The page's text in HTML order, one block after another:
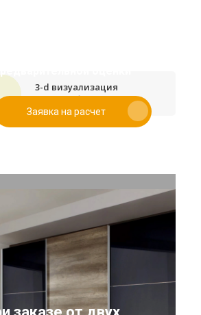
3-d визуализация
проекта бесплатно
Заявка на расчет